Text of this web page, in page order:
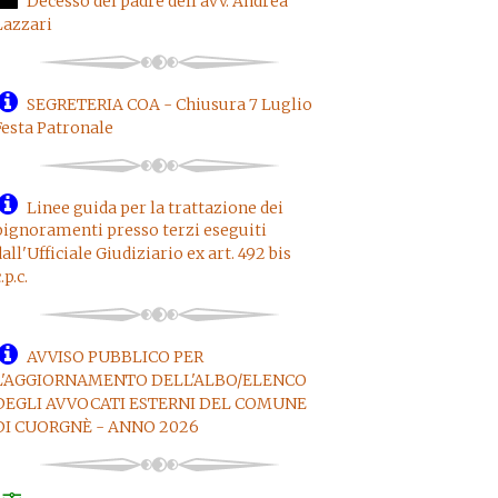
SEGRETERIA COA - Chiusura 7 Luglio
Patronale
Linee guida per la trattazione dei
presso terzi eseguiti
Giudiziario ex art. 492 bis
AVVISO PUBBLICO PER
DELL'ALBO/ELENCO
AVVOCATI ESTERNI DEL COMUNE
CUORGNÈ - ANNO 2026